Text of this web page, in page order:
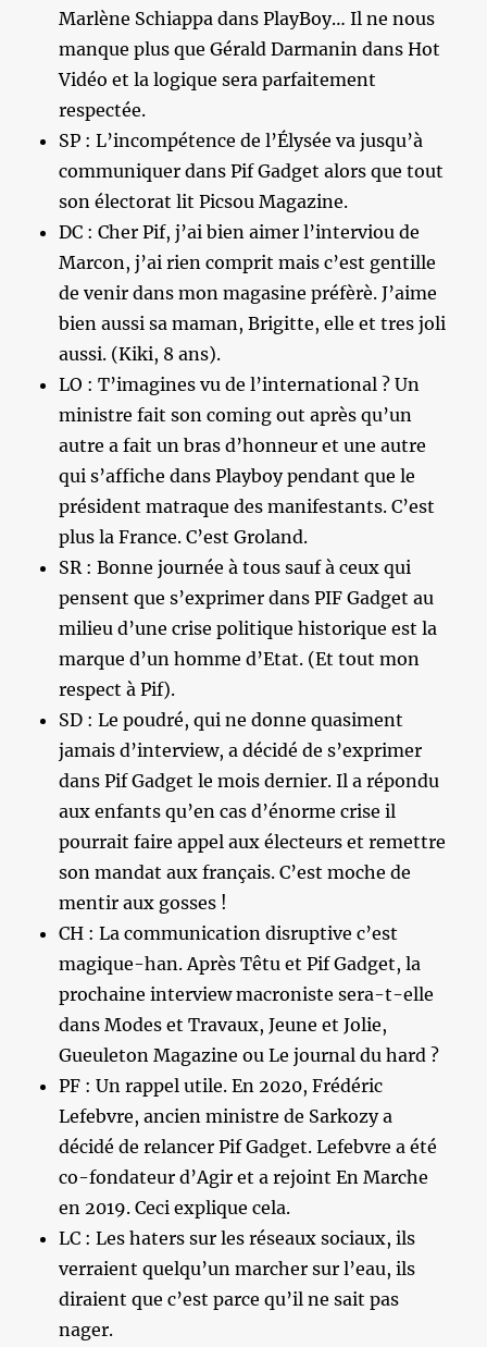
Marlène Schiappa dans PlayBoy… Il ne nous
manque plus que Gérald Darmanin dans Hot
Vidéo et la logique sera parfaitement
respectée.
SP : L’incompétence de l’Élysée va jusqu’à
communiquer dans Pif Gadget alors que tout
son électorat lit Picsou Magazine.
DC : Cher Pif, j’ai bien aimer l’interviou de
Marcon, j’ai rien comprit mais c’est gentille
de venir dans mon magasine préfèrè. J’aime
bien aussi sa maman, Brigitte, elle et tres joli
aussi. (Kiki, 8 ans).
LO : T’imagines vu de l’international ? Un
ministre fait son coming out après qu’un
autre a fait un bras d’honneur et une autre
qui s’affiche dans Playboy pendant que le
président matraque des manifestants. C’est
plus la France. C’est Groland.
SR : Bonne journée à tous sauf à ceux qui
pensent que s’exprimer dans PIF Gadget au
milieu d’une crise politique historique est la
marque d’un homme d’Etat. (Et tout mon
respect à Pif).
SD : Le poudré, qui ne donne quasiment
jamais d’interview, a décidé de s’exprimer
dans Pif Gadget le mois dernier. Il a répondu
aux enfants qu’en cas d’énorme crise il
pourrait faire appel aux électeurs et remettre
son mandat aux français. C’est moche de
mentir aux gosses !
CH : La communication disruptive c’est
magique-han. Après Têtu et Pif Gadget, la
prochaine interview macroniste sera-t-elle
dans Modes et Travaux, Jeune et Jolie,
Gueuleton Magazine ou Le journal du hard ?
PF : Un rappel utile. En 2020, Frédéric
Lefebvre, ancien ministre de Sarkozy a
décidé de relancer Pif Gadget. Lefebvre a été
co-fondateur d’Agir et a rejoint En Marche
en 2019. Ceci explique cela.
LC : Les haters sur les réseaux sociaux, ils
verraient quelqu’un marcher sur l’eau, ils
diraient que c’est parce qu’il ne sait pas
nager.